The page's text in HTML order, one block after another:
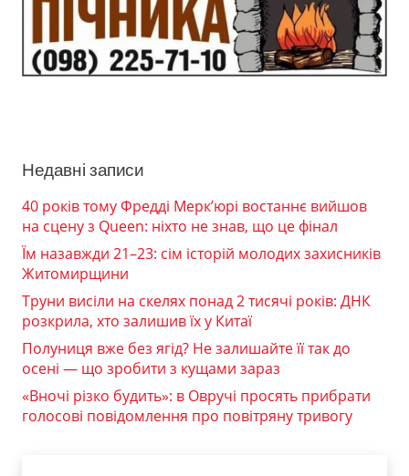
Недавні записи
40 років тому Фредді Мерк’юрі востаннє вийшов
на сцену з Queen: ніхто не знав, що це фінал
Їм назавжди 21–23: сім історій молодих захисників
Житомирщини
Труни висіли на скелях понад 2 тисячі років: ДНК
розкрила, хто залишив їх у Китаї
Полуниця вже без ягід? Не залишайте її так до
осені — що зробити з кущами зараз
«Вночі різко будить»: в Овручі просять прибрати
голосові повідомлення про повітряну тривогу